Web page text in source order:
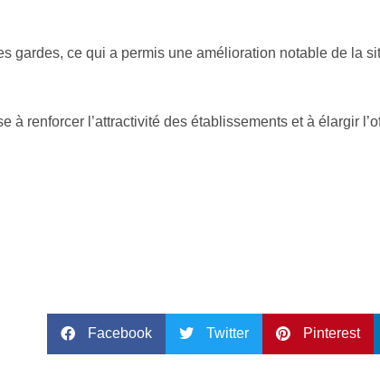
gardes, ce qui a permis une amélioration notable de la
à renforcer l’attractivité des établissements et à élargir
Facebook Twitter Pinterest